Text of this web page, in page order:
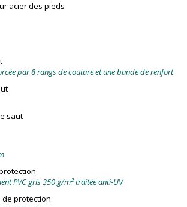
acier des pieds
par 8 rangs de couture et une bande de renfort
saut
PVC gris 350 g/m² traitée anti-UV
de protection